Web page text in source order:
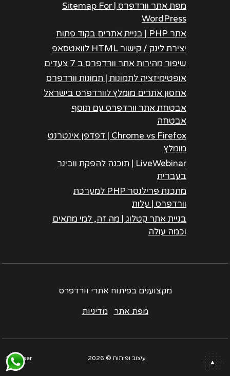
מפת אתר וורדפרס | Sitemap For
WordPress
אתר PHP | בניית אתרים בקוד פתוח
יצירת לינק / קישור HTML לוואטסאפ
שיפור מהירות אתר וורדפרס ב 7 צעדים
אופטימיזציה לתמונות | תמונות וורדפרס
אחסון אתרים מומלץ לוורדפרס בישראל
אבטחת אתר וורדפרס עם תוסף
אבטחה
Chrome vs Firefox | דפדפן אינטרנט
מומלץ
LiveWebinar | תוכנה להפקת וובינר
בעברית
מתכנת פרילנסר PHP למערכת
וורדפרס | עלות
בניית אתר קטלוג | מה זה, למי מתאים
וכמה עולה
מקצוענים בפיתוח אתרי וורדפרס
מפת אתר
מדיניות
▲חזרה
לראש
עיצוב ופיתוח © 2026 Be Wiser